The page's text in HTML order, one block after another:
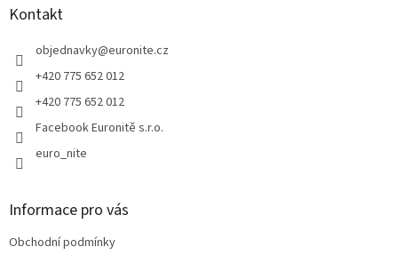
Kontakt
objednavky@euronite.cz
+420 775 652 012
+420 775 652 012
Facebook Euronitě s.r.o.
euro_nite
Informace pro vás
Obchodní podmínky